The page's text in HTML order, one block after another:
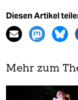
Diesen Artikel
Mehr zum